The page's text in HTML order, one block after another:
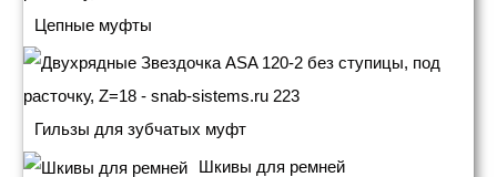
Цепные муфты
Гильзы для зубчатых муфт
Шкивы для ремней